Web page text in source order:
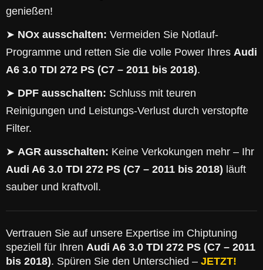
genießen!
➤ NOx ausschalten: Vermeiden Sie Notlauf-
Programme und retten Sie die volle Power Ihres Audi
A6 3.0 TDI 272 PS (C7 – 2011 bis 2018).
➤ DPF ausschalten: Schluss mit teuren
Reinigungen und Leistungs-Verlust durch verstopfte
Filter.
➤ AGR ausschalten: Keine Verkokungen mehr – Ihr
Audi A6 3.0 TDI 272 PS (C7 – 2011 bis 2018) läuft
sauber und kraftvoll.
Vertrauen Sie auf unsere Expertise im Chiptuning
speziell für Ihren Audi A6 3.0 TDI 272 PS (C7 – 2011
bis 2018). Spüren Sie den Unterschied – JETZT!